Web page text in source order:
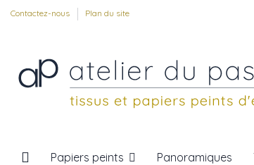
Contactez-nous Plan du site
Papiers peints Panoramiques